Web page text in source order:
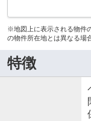
※地図上に表示される物件
の物件所在地とは異なる場
特徴